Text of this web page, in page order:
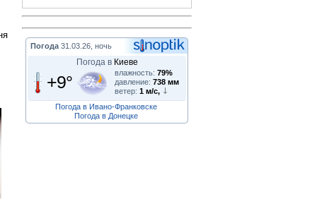
Погода 31.03.26, ночь
Погода в Киеве
+9° влажность: 79%
давление: 738 мм
ветер: 1 м/с,
Погода в Ивано-Франковске
Погода в Донецке